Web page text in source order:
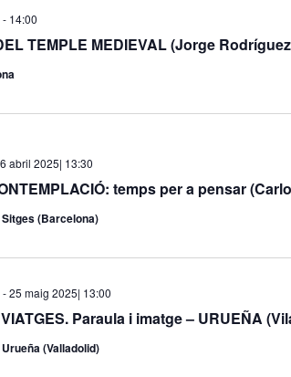
TEMPLE MEDIEVAL (Jorge
- 14:00
temps per a pensar
6 abril 2025| 13:30
Sitges (Barcelona)
Paraula i imatge – URUEÑA
-25 maig 2025| 13:00
(Valladolid)